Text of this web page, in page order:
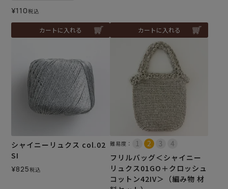
¥110税込
カートに入れる カートに入れる
シャイニーリュクス col.02
SI
¥825税込
難易度：
フリルバッグ＜シャイニー
リュクス01GO＋クロッシュ
コットン42IV＞（編み物 材